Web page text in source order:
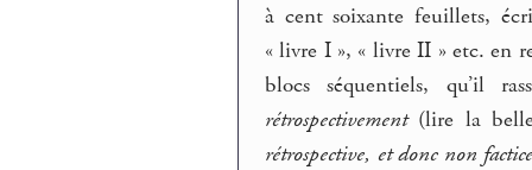
à cent soixante feuillets,
« livre I », « livre II » etc. en
blocs séquentiels, qu’il
rétrospectivement(lire la
rétrospective, et donc non